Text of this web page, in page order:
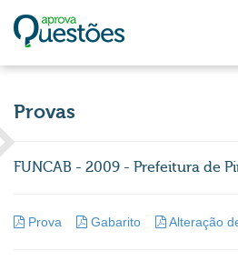
Provas
FUNCAB - 2009 - Prefeitura de
Prova Gabarito Alteração